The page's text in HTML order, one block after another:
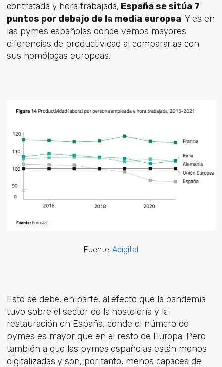
contratada y hora trabajada, España se sitúa 7
puntos por debajo de la media europea. Y es en
las pymes españolas donde vemos mayores
diferencias de productividad al compararlas con
sus homólogas europeas.
Fuente: Adigital
Esto se debe, en parte, al efecto que la pandemia
tuvo sobre el sector de la hostelería y la
restauración en España, donde el número de
pymes es mayor que en el resto de Europa. Pero
también a que las pymes españolas están menos
digitalizadas y son, por tanto, menos capaces de